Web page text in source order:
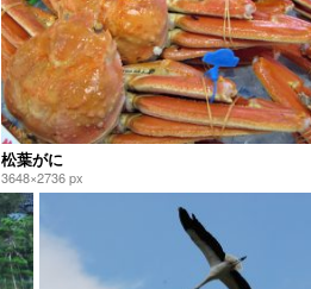
松葉がに
3648×2736 px